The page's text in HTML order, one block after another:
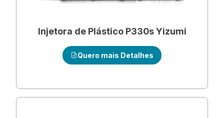
Injetora de Plástico P330s Yizumi
Quero mais Detalhes